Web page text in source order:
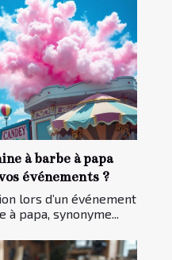
à barbe à papa
événements ?
lors d’un événement
à papa, synonyme...